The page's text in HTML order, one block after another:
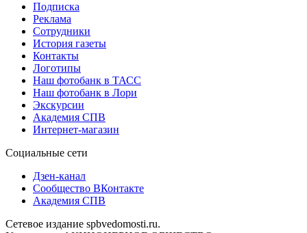
Подписка
Реклама
Сотрудники
История газеты
Контакты
Логотипы
Наш фотобанк в ТАСС
Наш фотобанк в Лори
Экскурсии
Академия СПВ
Интернет-магазин
Социальные сети
Дзен-канал
Сообщество ВКонтакте
Академия СПВ
Сетевое издание spbvedomosti.ru.